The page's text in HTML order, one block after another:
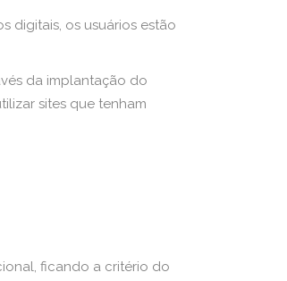
digitais, os usuários estão
da implantação do
sites que tenham
ficando a critério do